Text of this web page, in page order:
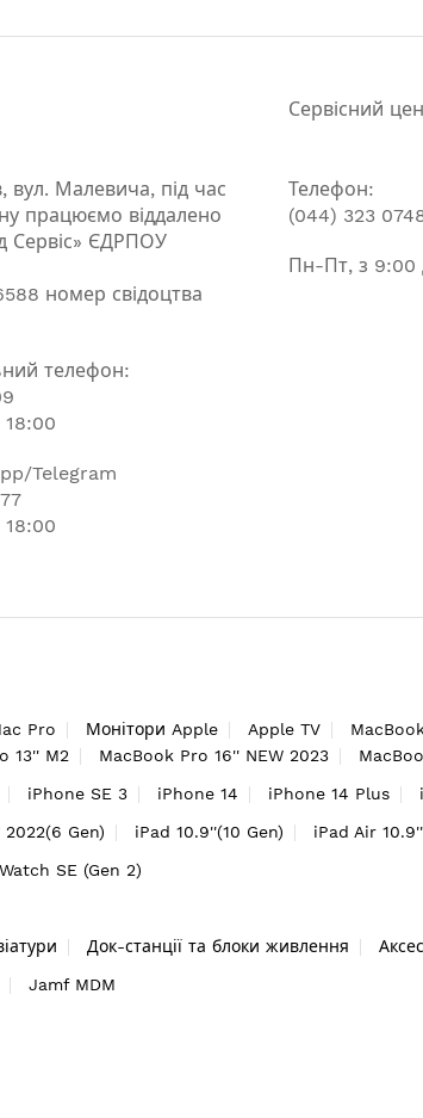
вул. Малевича, під час
працюємо віддалено
Сервіс» ЄДРПОУ
номер свідоцтва
телефон:
Telegram
Сервісний
Телефон:
(044) 323
Пн-Пт, з 9:00
Pro Монітори Apple Apple TV
13'' M2 MacBook Pro 16'' NEW 2023
iPhone SE 3 iPhone 14 iPhone 14 Plus
Gen) iPad 10.9''(10 Gen)
iPad Air
Watch SE (Gen 2)
Док-станції та блоки живлення
Jamf MDM